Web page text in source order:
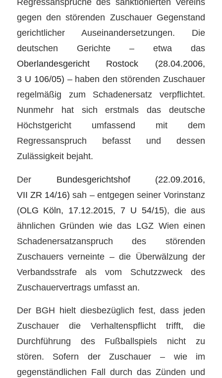
gegen den störenden Zuschauer Gegenstand
gerichtlicher Auseinandersetzungen. Die
deutschen Gerichte – etwa das
Oberlandesgericht Rostock (28.04.2006,
3 U 106/05) – haben den störenden Zuschauer
regelmäßig zum Schadenersatz verpflichtet.
Nunmehr hat sich erstmals das deutsche
Höchstgericht umfassend mit dem
Regressanspruch befasst und dessen
Zulässigkeit bejaht.
Der Bundesgerichtshof (22.09.2016,
VII ZR 14/16) sah – entgegen seiner Vorinstanz
(OLG Köln, 17.12.2015, 7 U 54/15), die aus
ähnlichen Gründen wie das LGZ Wien einen
Schadenersatzanspruch des störenden
Zuschauers verneinte – die Überwälzung der
Verbandsstrafe als vom Schutzzweck des
Zuschauervertrags umfasst an.
Der BGH hielt diesbezüglich fest, dass jeden
Zuschauer die Verhaltenspflicht trifft, die
Durchführung des Fußballspiels nicht zu
stören. Sofern der Zuschauer – wie im
gegenständlichen Fall durch das Zünden und